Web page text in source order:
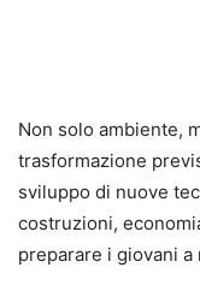
Non solo ambiente,
trasformazione
sviluppo di nuove
costruzioni,
preparare i giovani